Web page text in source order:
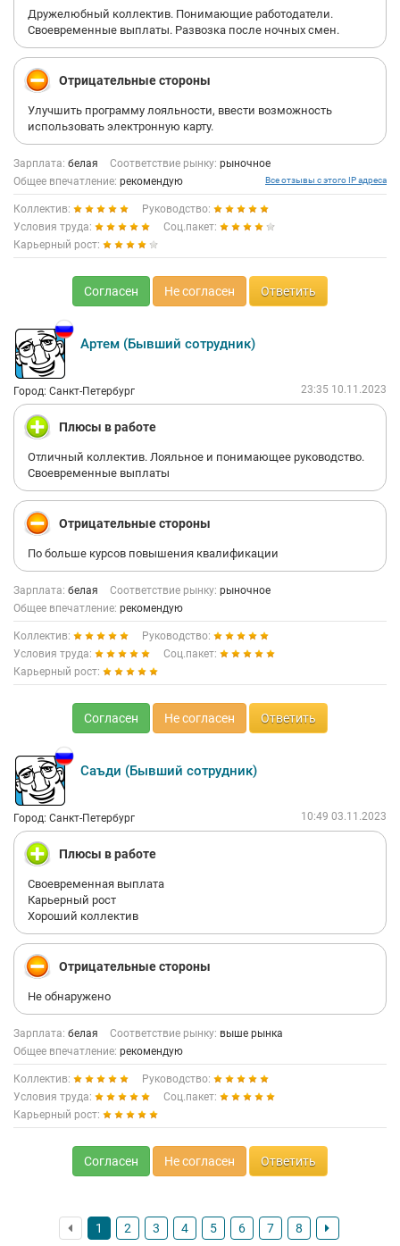
Дружелюбный коллектив. Понимающие работодатели.
Своевременные выплаты. Развозка после ночных смен.
Отрицательные стороны
Улучшить программу лояльности, ввести возможность
использовать электронную карту.
Зарплата: белая Соответствие рынку: рыночное
Общее впечатление: рекомендую Все отзывы с этого IP адреса
Коллектив:
Руководство:
Условия труда:
Соц.пакет:
Карьерный рост:
Согласен Не согласен Ответить
Артем (Бывший сотрудник)
Город: Санкт-Петербург 23:35 10.11.2023
Плюсы в работе
Отличный коллектив. Лояльное и понимающее руководство.
Своевременные выплаты
Отрицательные стороны
По больше курсов повышения квалификации
Зарплата: белая Соответствие рынку: рыночное
Общее впечатление: рекомендую
Коллектив:
Руководство:
Условия труда:
Соц.пакет:
Карьерный рост:
Согласен Не согласен Ответить
Саъди (Бывший сотрудник)
Город: Санкт-Петербург 10:49 03.11.2023
Плюсы в работе
Своевременная выплата
Карьерный рост
Хороший коллектив
Отрицательные стороны
Не обнаружено
Зарплата: белая Соответствие рынку: выше рынка
Общее впечатление: рекомендую
Коллектив:
Руководство:
Условия труда:
Соц.пакет:
Карьерный рост:
Согласен Не согласен Ответить
1 2 3 4 5 6 7 8